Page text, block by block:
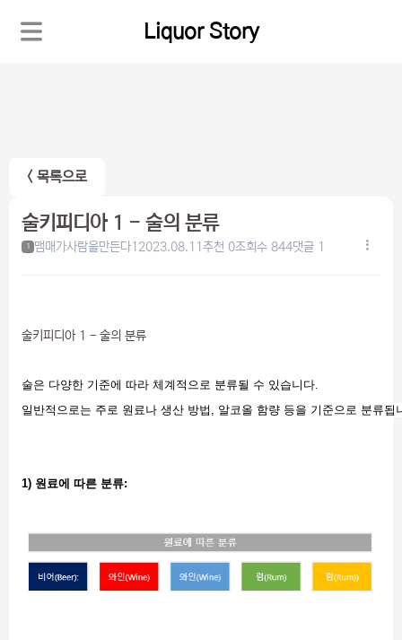
Liquor Story
< 목록으로
술키피디아 1 - 술의 분류
1 맴매가사람을만든다1 2023.08.11추천 0조회수 844댓글 1
술키피디아 1 - 술의 분류
술은 다양한 기준에 따라 체계적으로 분류될 수 있습니다.
일반적으로는 주로 원료나 생산 방법, 알코올 함량 등을 기준으로 분류
1) 원료에 따른 분류: